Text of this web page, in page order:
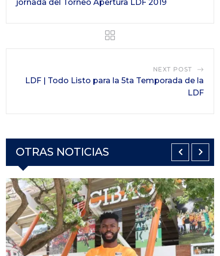
jornada del Torneo Apertura LDF 2019
NEXT POST
LDF | Todo Listo para la 5ta Temporada de la
LDF
OTRAS NOTICIAS